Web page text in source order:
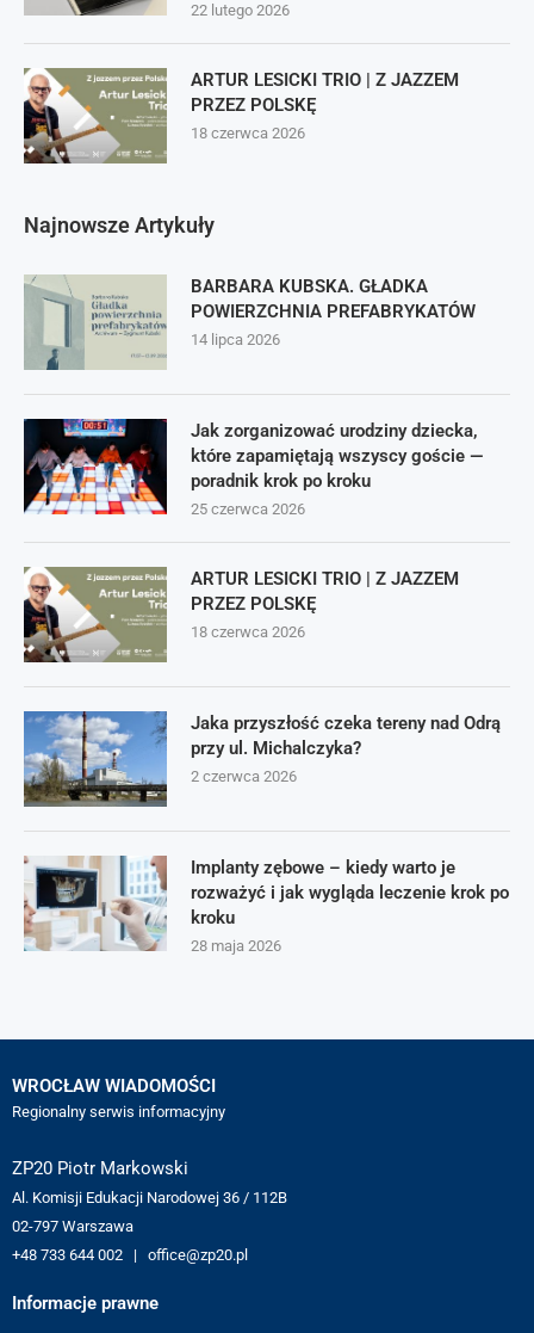
22 lutego 2026
ARTUR LESICKI TRIO | Z JAZZEM
PRZEZ POLSKĘ
18 czerwca 2026
Najnowsze Artykuły
BARBARA KUBSKA. GŁADKA
POWIERZCHNIA PREFABRYKATÓW
14 lipca 2026
Jak zorganizować urodziny dziecka,
które zapamiętają wszyscy goście —
poradnik krok po kroku
25 czerwca 2026
ARTUR LESICKI TRIO | Z JAZZEM
PRZEZ POLSKĘ
18 czerwca 2026
Jaka przyszłość czeka tereny nad Odrą
przy ul. Michalczyka?
2 czerwca 2026
Implanty zębowe – kiedy warto je
rozważyć i jak wygląda leczenie krok po
kroku
28 maja 2026
WROCŁAW WIADOMOŚCI
Regionalny serwis informacyjny
ZP20 Piotr Markowski
Al. Komisji Edukacji Narodowej 36 / 112B
02-797 Warszawa
+48 733 644 002 | office@zp20.pl
Informacje prawne